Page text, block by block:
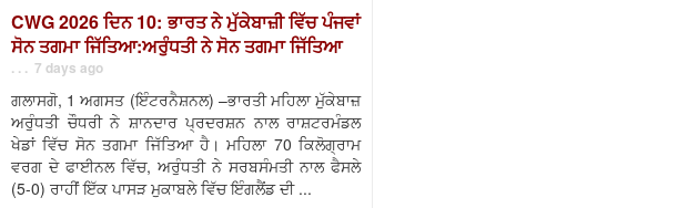
CWG 2026 ਦਿਨ 10: ਭਾਰਤ ਨੇ ਮੁੱਕੇਬਾਜ਼ੀ ਵਿੱਚ ਪੰਜਵਾਂ
ਸੋਨ ਤਗਮਾ ਜਿੱਤਿਆ:ਅਰੁੰਧਤੀ ਨੇ ਸੋਨ ਤਗਮਾ ਜਿੱਤਿਆ
. . . 7 days ago
ਗਲਾਸਗੋ, 1 ਅਗਸਤ (ਇੰਟਰਨੈਸ਼ਨਲ) –ਭਾਰਤੀ ਮਹਿਲਾ ਮੁੱਕੇਬਾਜ਼
ਅਰੁੰਧਤੀ ਚੌਧਰੀ ਨੇ ਸ਼ਾਨਦਾਰ ਪ੍ਰਦਰਸ਼ਨ ਨਾਲ ਰਾਸ਼ਟਰਮੰਡਲ
ਖੇਡਾਂ ਵਿੱਚ ਸੋਨ ਤਗਮਾ ਜਿੱਤਿਆ ਹੈ। ਮਹਿਲਾ 70 ਕਿਲੋਗ੍ਰਾਮ
ਵਰਗ ਦੇ ਫਾਈਨਲ ਵਿੱਚ, ਅਰੁੰਧਤੀ ਨੇ ਸਰਬਸੰਮਤੀ ਨਾਲ ਫੈਸਲੇ
(5-0) ਰਾਹੀਂ ਇੱਕ ਪਾਸੜ ਮੁਕਾਬਲੇ ਵਿੱਚ ਇੰਗਲੈਂਡ ਦੀ ...